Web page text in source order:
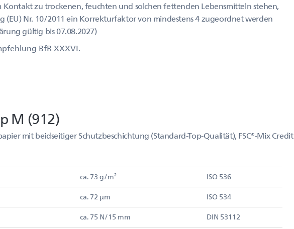
Kontakt zu trockenen, feuchten und solchen fettenden Lebensmitteln stehen,
(EU) Nr. 10/2011 ein Korrekturfaktor von mindestens 4 zugeordnet werden
gültig bis 07.08.2027)
BfR XXXVI.
M (912)
mit beidseitiger Schutzbeschichtung (Standard-Top-Qualität), FSC®-Mix Credit
ca. 73 g/m² ISO 536
ca. 72 µm ISO 534
ca. 75 N/15 mm DIN 53112